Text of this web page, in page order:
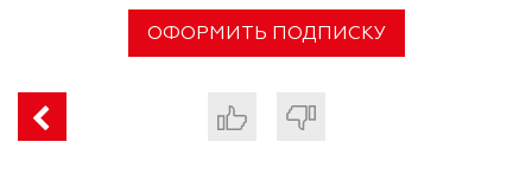
ОФОРМИТЬ ПОДПИСКУ